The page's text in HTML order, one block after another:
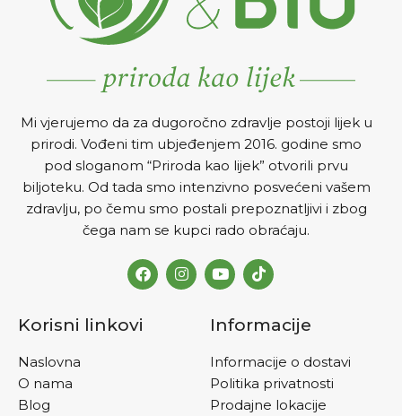
Mi vjerujemo da za dugoročno zdravlje postoji lijek u
prirodi. Vođeni tim ubjeđenjem 2016. godine smo
pod sloganom “Priroda kao lijek” otvorili prvu
biljoteku. Od tada smo intenzivno posvećeni vašem
zdravlju, po čemu smo postali prepoznatljivi i zbog
čega nam se kupci rado obraćaju.
Korisni linkovi
Naslovna
O nama
Blog
Informacije
Informacije o dostavi
Politika privatnosti
Prodajne lokacije